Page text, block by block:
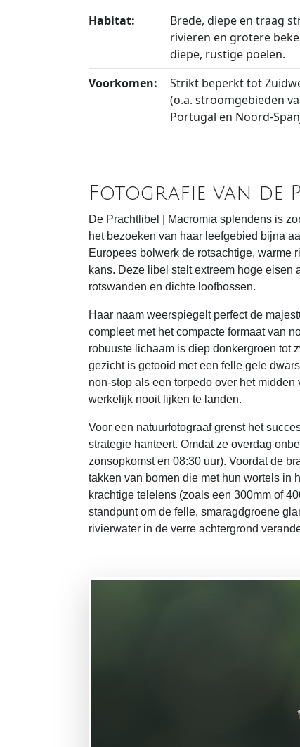
Habitat:
Brede, diepe en traag
rivieren en grotere
diepe, rustige poelen.
Voorkomen:
Strikt beperkt tot
(o.a. stroomgebieden
Portugal en Noord-
Fotografie van de
De Prachtlibel | Macromia splendens is
het bezoeken van haar leefgebied bijna
Europees bolwerk de rotsachtige, warme
kans. Deze libel stelt extreem hoge
rotswanden en dichte loofbossen.
Haar naam weerspiegelt perfect de
compleet met het compacte formaat van
robuuste lichaam is diep donkergroen tot
gezicht is getooid met een felle gele
non-stop als een torpedo over het
werkelijk nooit lijken te landen.
Voor een natuurfotograaf grenst het
strategie hanteert. Omdat ze overdag
zonsopkomst en 08:30 uur). Voordat de
takken van bomen die met hun wortels in
krachtige telelens (zoals een 300mm of
standpunt om de felle, smaragdgroene
rivierwater in de verre achtergrond